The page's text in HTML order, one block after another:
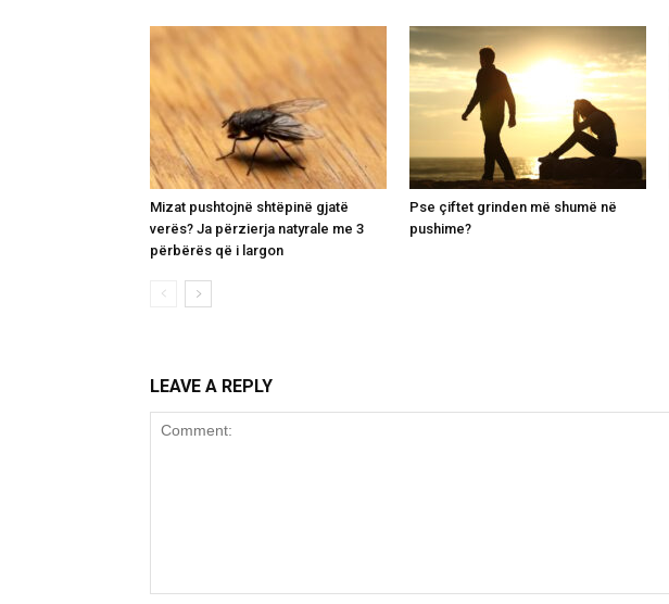
Mizat pushtojnë shtëpinë gjatë
verës? Ja përzierja natyrale me 3
përbërës që i largon
Pse çiftet grinden më shumë në
pushime?
LEAVE A REPLY